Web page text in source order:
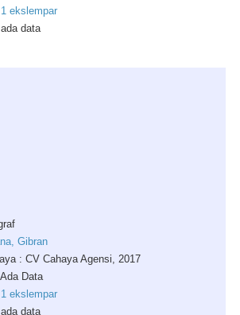
ekslempar
data
Gibran
: CV Cahaya Agensi, 2017
Data
ekslempar
data